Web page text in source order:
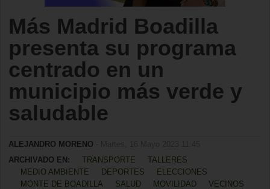
Más Madrid Boadilla
presenta su programa
centrado en un
municipio más verde y
saludable
ALEJANDRO MORENO
ARCHIVADO EN:
TRANSPORTE
TALLERES
MEDIO AMBIENTE
DEPORTES
ELECCIONES
MONTE DE BOADILLA
SALUD MOVILIDAD
VECINOS